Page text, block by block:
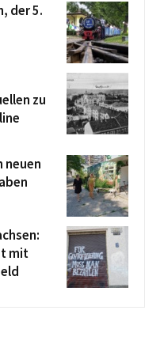
der 5.
zu
neuen
mit